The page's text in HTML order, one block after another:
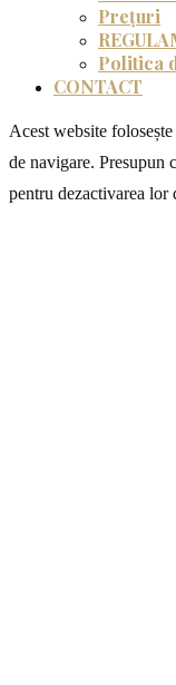
Prețuri
Politica
CONTACT
Acest website
de navigare. Presupun
pentru dezactivarea lor